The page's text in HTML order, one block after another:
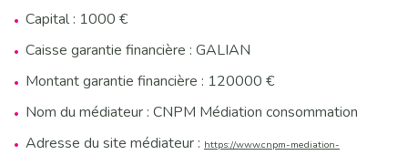
Capital : 1000 €
Caisse garantie financière : GALIAN
Montant garantie financière : 120000 €
Nom du médiateur : CNPM Médiation consommation
Adresse du site médiateur : https://www.cnpm-mediation-